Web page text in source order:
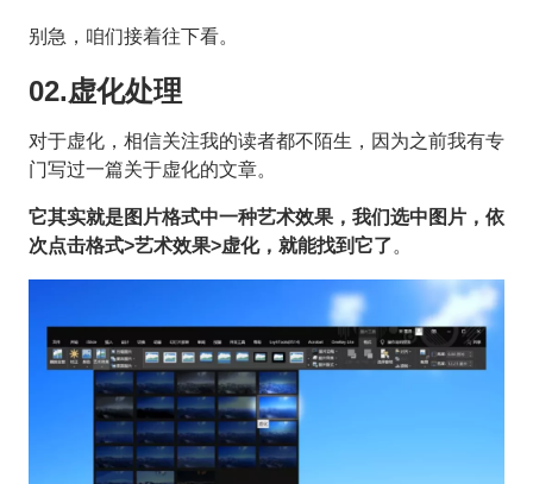
别急，咱们接着往下看。
02.虚化处理
对于虚化，相信关注我的读者都不陌生，因为之前我有专
门写过一篇关于虚化的文章。
它其实就是图片格式中一种艺术效果，我们选中图片，依
次点击格式>艺术效果>虚化，就能找到它了。